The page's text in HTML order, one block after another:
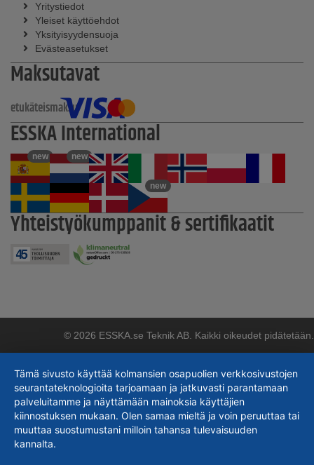
Yritystiedot
Yleiset käyttöehdot
Yksityisyydensuoja
Evästeasetukset
Maksutavat
etukäteismaksu
ESSKA International
new new
new
Yhteistyökumppanit & sertifikaatit
© 2026 ESSKA.se Teknik AB. Kaikki oikeudet pidätetään.
Tämä sivusto käyttää kolmansien osapuolien verkkosivustojen
seurantateknologioita tarjoamaan ja jatkuvasti parantamaan
palveluitamme ja näyttämään mainoksia käyttäjien
kiinnostuksen mukaan. Olen samaa mieltä ja voin peruuttaa tai
muuttaa suostumustani milloin tahansa tulevaisuuden
kannalta.